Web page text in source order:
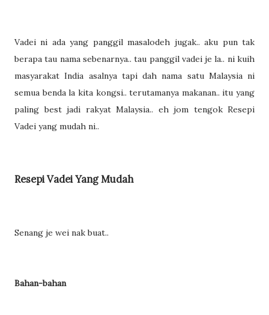
Vadei ni ada yang panggil masalodeh jugak.. aku pun tak
berapa tau nama sebenarnya.. tau panggil vadei je la.. ni kuih
masyarakat India asalnya tapi dah nama satu Malaysia ni
semua benda la kita kongsi.. terutamanya makanan.. itu yang
paling best jadi rakyat Malaysia.. eh jom tengok Resepi
Vadei yang mudah ni..
Resepi Vadei Yang Mudah
Senang je wei nak buat..
Bahan-bahan